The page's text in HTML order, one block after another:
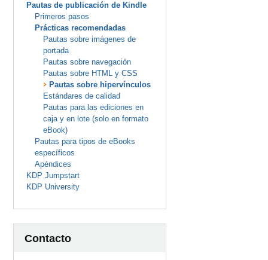
Pautas de publicación de Kindle
Primeros pasos
Prácticas recomendadas
Pautas sobre imágenes de
portada
Pautas sobre navegación
Pautas sobre HTML y CSS
Pautas sobre hipervínculos
Estándares de calidad
Pautas para las ediciones en
caja y en lote (solo en formato
eBook)
Pautas para tipos de eBooks
específicos
Apéndices
KDP Jumpstart
KDP University
Contacto